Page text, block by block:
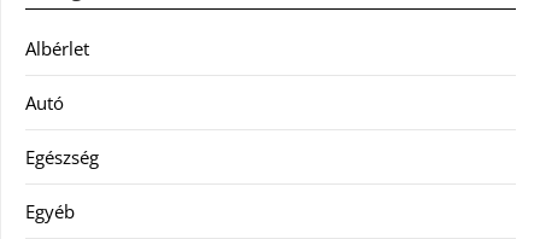
Albérlet
Autó
Egészség
Egyéb